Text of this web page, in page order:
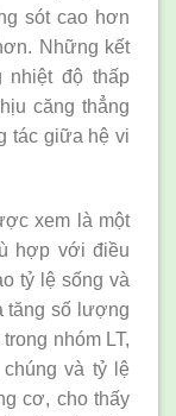
sót cao hơn
Những kết
nhiệt độ thấp
căng thẳng
tác giữa hệ vi
xem là một
hợp với điều
tỷ lệ sống và
tăng số lượng
nhóm LT,
và tỷ lệ
cơ, cho thấy